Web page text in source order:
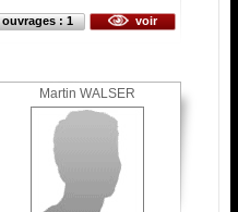
ouvrages : 1 voir
Martin WALSER